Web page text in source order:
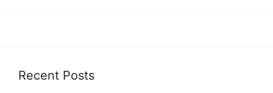
Recent Posts